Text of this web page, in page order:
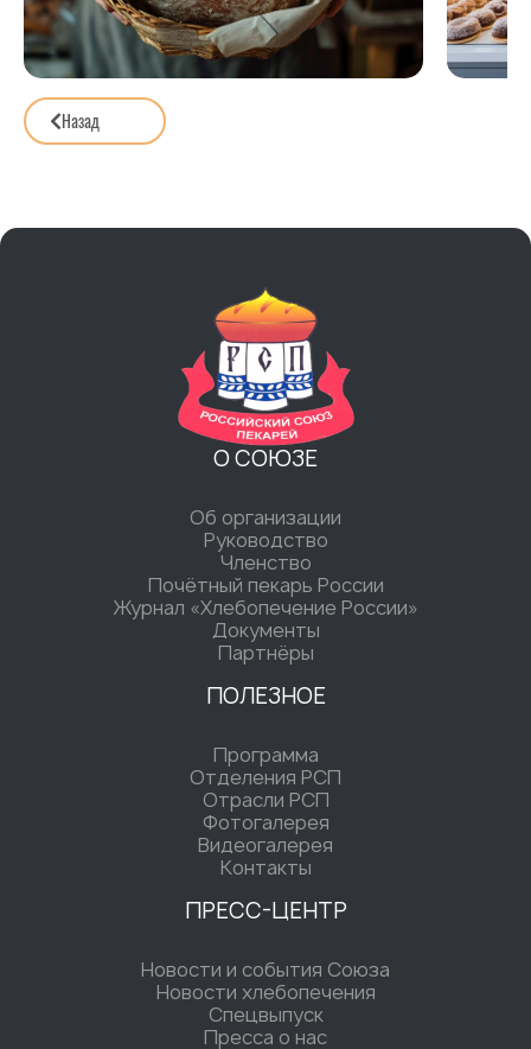
Назад
О СОЮЗЕ
Об организации
Руководство
Членство
Почётный пекарь России
Журнал «Хлебопечение России»
Документы
Партнёры
ПОЛЕЗНОЕ
Программа
Отделения РСП
Отрасли РСП
Фотогалерея
Видеогалерея
Контакты
ПРЕСС-ЦЕНТР
Новости и события Союза
Новости хлебопечения
Спецвыпуск
Пресса о нас